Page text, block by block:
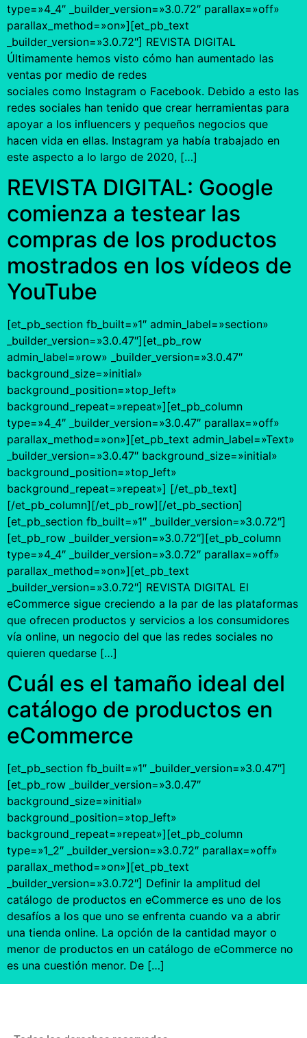
type=»4_4″ _builder_version=»3.0.72″ parallax=»off»
parallax_method=»on»][et_pb_text
_builder_version=»3.0.72″] REVISTA DIGITAL
Últimamente hemos visto cómo han aumentado las
ventas por medio de redes
sociales como Instagram o Facebook. Debido a esto las
redes sociales han tenido que crear herramientas para
apoyar a los influencers y pequeños negocios que
hacen vida en ellas. Instagram ya había trabajado en
este aspecto a lo largo de 2020, […]
REVISTA DIGITAL: Google
comienza a testear las
compras de los productos
mostrados en los vídeos de
YouTube
[et_pb_section fb_built=»1″ admin_label=»section»
_builder_version=»3.0.47″][et_pb_row
admin_label=»row» _builder_version=»3.0.47″
background_size=»initial»
background_position=»top_left»
background_repeat=»repeat»][et_pb_column
type=»4_4″ _builder_version=»3.0.47″ parallax=»off»
parallax_method=»on»][et_pb_text admin_label=»Text»
_builder_version=»3.0.47″ background_size=»initial»
background_position=»top_left»
background_repeat=»repeat»] [/et_pb_text]
[/et_pb_column][/et_pb_row][/et_pb_section]
[et_pb_section fb_built=»1″ _builder_version=»3.0.72″]
[et_pb_row _builder_version=»3.0.72″][et_pb_column
type=»4_4″ _builder_version=»3.0.72″ parallax=»off»
parallax_method=»on»][et_pb_text
_builder_version=»3.0.72″] REVISTA DIGITAL El
eCommerce sigue creciendo a la par de las plataformas
que ofrecen productos y servicios a los consumidores
vía online, un negocio del que las redes sociales no
quieren quedarse […]
Cuál es el tamaño ideal del
catálogo de productos en
eCommerce
[et_pb_section fb_built=»1″ _builder_version=»3.0.47″]
[et_pb_row _builder_version=»3.0.47″
background_size=»initial»
background_position=»top_left»
background_repeat=»repeat»][et_pb_column
type=»1_2″ _builder_version=»3.0.72″ parallax=»off»
parallax_method=»on»][et_pb_text
_builder_version=»3.0.72″] Definir la amplitud del
catálogo de productos en eCommerce es uno de los
desafíos a los que uno se enfrenta cuando va a abrir
una tienda online. La opción de la cantidad mayor o
menor de productos en un catálogo de eCommerce no
es una cuestión menor. De […]